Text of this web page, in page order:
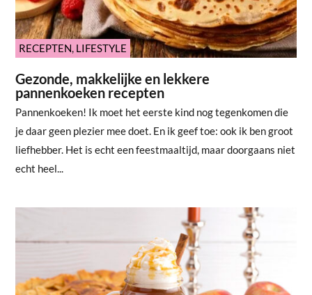
RECEPTEN, LIFESTYLE
Gezonde, makkelijke en lekkere
pannenkoeken recepten
Pannenkoeken! Ik moet het eerste kind nog tegenkomen die
je daar geen plezier mee doet. En ik geef toe: ook ik ben groot
liefhebber. Het is echt een feestmaaltijd, maar doorgaans niet
echt heel...